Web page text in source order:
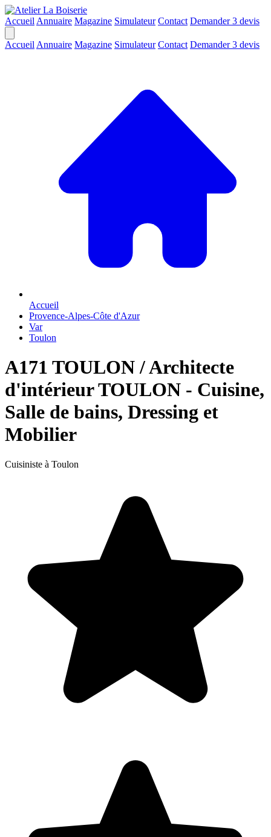
Accueil Annuaire Magazine Simulateur Contact Demander 3 devis
Accueil Annuaire Magazine Simulateur Contact Demander 3 devis
Accueil
Provence-Alpes-Côte d'Azur
Var
Toulon
A171 TOULON / Architecte
d'intérieur TOULON - Cuisine,
Salle de bains, Dressing et
Mobilier
Cuisiniste à Toulon